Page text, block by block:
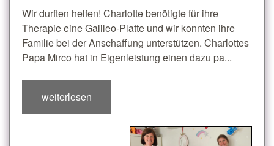
Wir durften helfen! Charlotte benötigte für ihre
Therapie eine Galileo-Platte und wir konnten ihre
Familie bei der Anschaffung unterstützen. Charlottes
Papa Mirco hat in Eigenleistung einen dazu pa...
weiterlesen